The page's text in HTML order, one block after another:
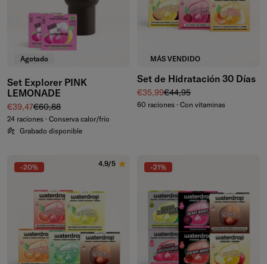
Agotado
Set Explorer PINK
LEMONADE
Precio de venta
€39,47Precio normal
€60,88
24 raciones · Conserva calor/frío
Grabado disponible
MÁS VENDIDO
Set de Hidratación 30 Días
Precio de venta
€35,99Precio normal
€44,95
60 raciones · Con vitaminas
-20% 4.9/5 -21%